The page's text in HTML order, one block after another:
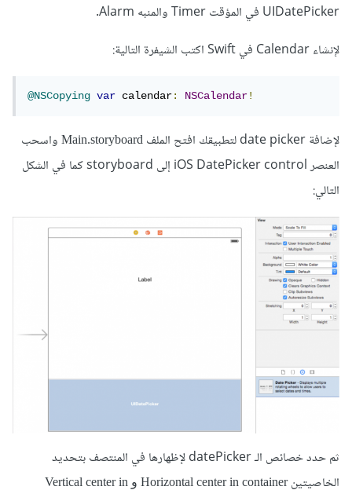
UIDatePicker في المؤقت Timer والمنبه Alarm.
لإنشاء Calendar في Swift اكتب الشيفرة التالية:
@NSCopying var calendar: NSCalendar!
لإضافة date picker لتطبيقك افتح الملف Main.storyboard واسحب
العنصر iOS DatePicker control إلى storyboard كما في الشكل
التالي:
ثم حدد خصائص الـ datePicker لإظهارها في المنتصف بتحديد
الخاصيتين
Horizontal center in container و Vertical center in